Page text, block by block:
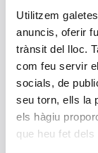
Utilitzem
anuncis, oferir
trànsit del lloc.
com feu servir
socials, de
seu torn, ells la
els hàgiu
que heu fet
Organigrama
Òrgans de
Retribucions i
Designacions
formatives
Acords